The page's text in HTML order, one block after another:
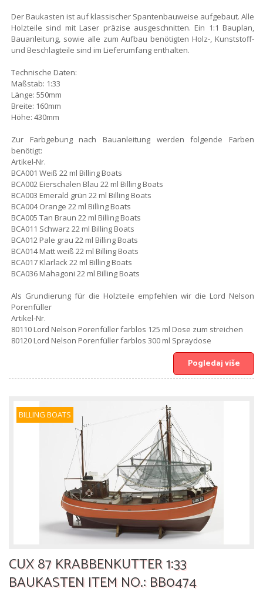
Der Baukasten ist auf klassischer Spantenbauweise aufgebaut. Alle
Holzteile sind mit Laser präzise ausgeschnitten. Ein 1:1 Bauplan,
Bauanleitung, sowie alle zum Aufbau benötigten Holz-, Kunststoff-
und Beschlagteile sind im Lieferumfang enthalten.
Technische Daten:
Maßstab: 1:33
Länge: 550mm
Breite: 160mm
Höhe: 430mm
Zur Farbgebung nach Bauanleitung werden folgende Farben
benötigt:
Artikel-Nr.
BCA001 Weiß 22 ml Billing Boats
BCA002 Eierschalen Blau 22 ml Billing Boats
BCA003 Emerald grün 22 ml Billing Boats
BCA004 Orange 22 ml Billing Boats
BCA005 Tan Braun 22 ml Billing Boats
BCA011 Schwarz 22 ml Billing Boats
BCA012 Pale grau 22 ml Billing Boats
BCA014 Matt weiß 22 ml Billing Boats
BCA017 Klarlack 22 ml Billing Boats
BCA036 Mahagoni 22 ml Billing Boats
Als Grundierung für die Holzteile empfehlen wir die Lord Nelson
Porenfüller
Artikel-Nr.
80110 Lord Nelson Porenfüller farblos 125 ml Dose zum streichen
80120 Lord Nelson Porenfüller farblos 300 ml Spraydose
Pogledaj više
BILLING BOATS
CUX 87 KRABBENKUTTER 1:33
BAUKASTEN ITEM NO.: BB0474